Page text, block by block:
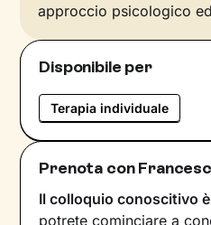
approccio psicologico
Disponibile per
Terapia individuale
Prenota con
Il colloquio conoscitivo
potrete cominciare a